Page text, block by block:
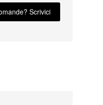
Scrivici